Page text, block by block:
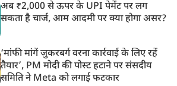
अब ₹2,000 से ऊपर के UPI पेमेंट पर लग
सकता है चार्ज, आम आदमी पर क्या होगा असर?
‘मांफी मांगें जुकरबर्ग वरना कार्रवाई के लिए रहें
तैयार’, PM मोदी की पोस्ट हटाने पर संसदीय
समिति ने Meta को लगाई फटकार